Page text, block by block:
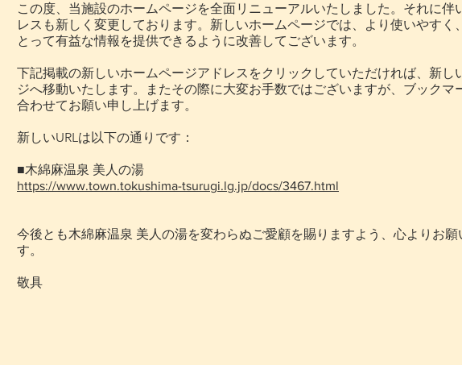
この度、当施設のホームページを全面リニューアルいたしました。それに伴
レスも新しく変更しております。新しいホームページでは、より使いやすく
とって有益な情報を提供できるように改善してございます。
下記掲載の新しいホームページアドレスをクリックしていただければ、新し
ジへ移動いたします。またその際に大変お手数ではございますが、ブックマ
合わせてお願い申し上げます。
新しいURLは以下の通りです：
■木綿麻温泉 美人の湯
https://www.town.tokushima-tsurugi.lg.jp/docs/3467.html
今後とも木綿麻温泉 美人の湯を変わらぬご愛顧を賜りますよう、心よりお願
す。
敬具